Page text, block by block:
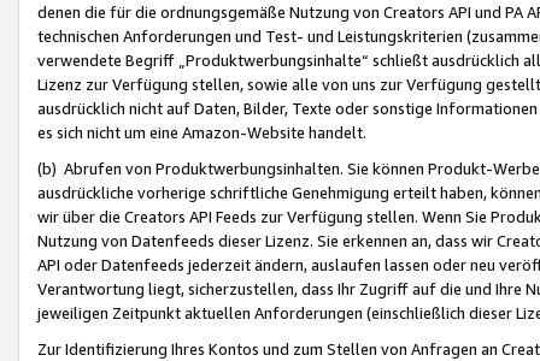
denen die für die ordnungsgemäße Nutzung von Creators API und PA
technischen Anforderungen und Test- und Leistungskriterien
verwendete Begriff „Produktwerbungsinhalte“ schließt ausdrücklich
Lizenz zur Verfügung stellen, sowie alle von uns zur Verfügung
ausdrücklich nicht auf Daten, Bilder, Texte oder sonstige
es sich nicht um eine Amazon-Website handelt.
(b) Abrufen von Produktwerbungsinhalten. Sie können Produkt-
ausdrückliche vorherige schriftliche Genehmigung erteilt haben,
wir über die Creators API Feeds zur Verfügung stellen. Wenn Sie
Nutzung von Datenfeeds dieser Lizenz. Sie erkennen an, dass wir
API oder Datenfeeds jederzeit ändern, auslaufen lassen oder neu
Verantwortung liegt, sicherzustellen, dass Ihr Zugriff auf die und Ihre
jeweiligen Zeitpunkt aktuellen Anforderungen (einschließlich dieser
Zur Identifizierung Ihres Kontos und zum Stellen von Anfragen an